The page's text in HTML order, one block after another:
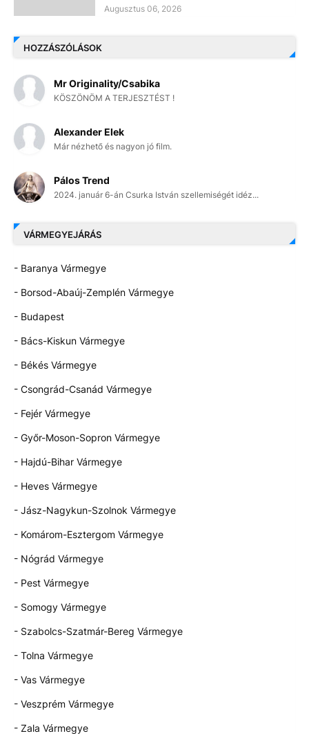
Augusztus 06, 2026
HOZZÁSZÓLÁSOK
Mr Originality/Csabika
KÖSZÖNÖM A TERJESZTÉST !
Alexander Elek
Már nézhető és nagyon jó film.
Pálos Trend
2024. január 6-án Csurka István szellemiségét idéz...
VÁRMEGYEJÁRÁS
- Baranya Vármegye
- Borsod-Abaúj-Zemplén Vármegye
- Budapest
- Bács-Kiskun Vármegye
- Békés Vármegye
- Csongrád-Csanád Vármegye
- Fejér Vármegye
- Győr-Moson-Sopron Vármegye
- Hajdú-Bihar Vármegye
- Heves Vármegye
- Jász-Nagykun-Szolnok Vármegye
- Komárom-Esztergom Vármegye
- Nógrád Vármegye
- Pest Vármegye
- Somogy Vármegye
- Szabolcs-Szatmár-Bereg Vármegye
- Tolna Vármegye
- Vas Vármegye
- Veszprém Vármegye
- Zala Vármegye